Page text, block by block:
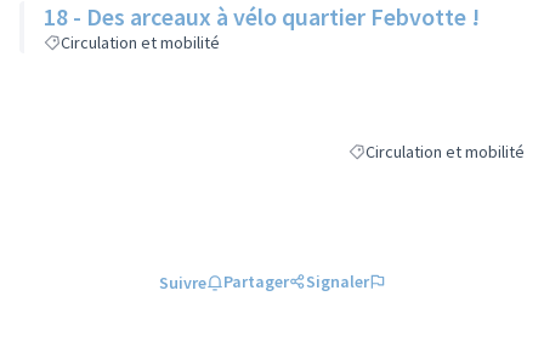
18 - Des arceaux à vélo quartier Febvotte !
Circulation et mobilité
Filtrer les résultats de la
Circulation et mobilité
Suivre Partager Signaler